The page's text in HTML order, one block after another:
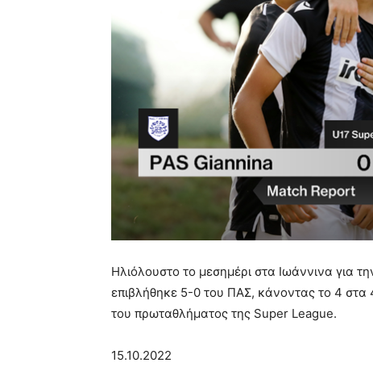
Ηλιόλουστο το μεσημέρι στα Ιωάννινα για
επιβλήθηκε 5-0 του ΠΑΣ, κάνοντας το 4
του πρωταθλήματος της Super League.
15.10.2022